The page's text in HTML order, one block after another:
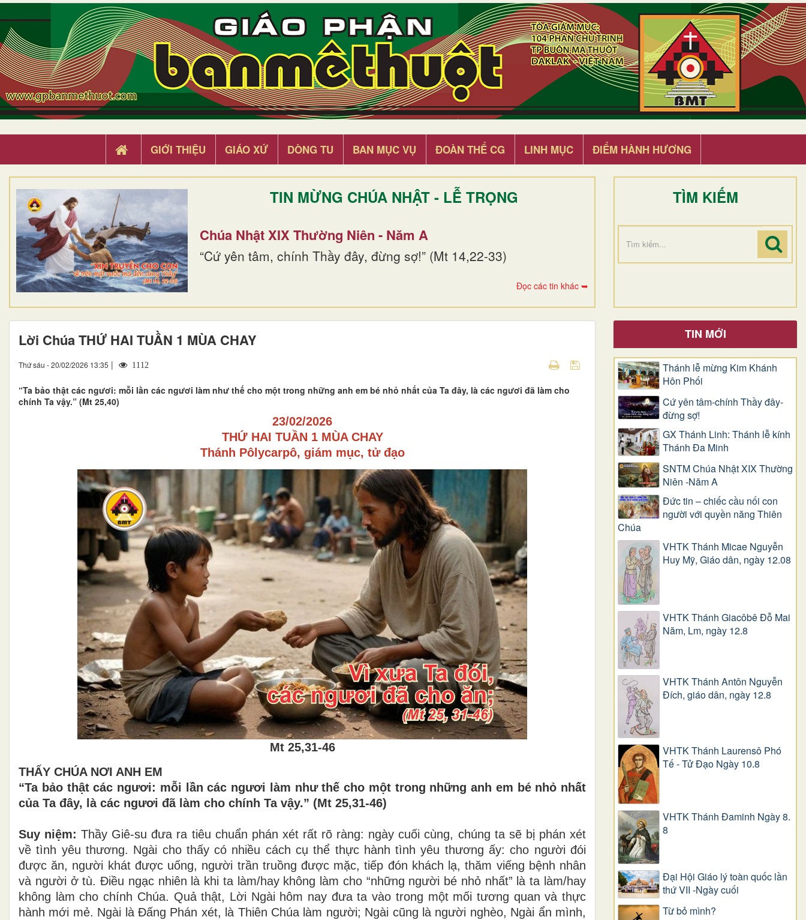
GIỚI THIỆU GIÁO XỨ DÒNG TU BAN MỤC VỤ ĐOÀN THỂ CG LINH MỤC ĐIỂM HÀNH HƯƠNG
TIN MỪNG CHÚA NHẬT - LỄ TRỌNG
Chúa Nhật XIX Thường Niên - Năm A
“Cứ yên tâm, chính Thầy đây, đừng sợ!” (Mt 14,22-33)
Đọc các tin khác ➥
TÌM KIẾM
Lời Chúa THỨ HAI TUẦN 1 MÙA CHAY
Thứ sáu - 20/02/2026 13:35 | 1112
“Ta bảo thật các ngươi: mỗi lần các ngươi làm như thế cho một trong những anh em bé nhỏ nhất của Ta đây, là các ngươi đã làm cho
chính Ta vậy.” (Mt 25,40)
23/02/2026
THỨ HAI TUẦN 1 MÙA CHAY
Thánh Pôlycarpô, giám mục, tử đạo
Mt 25,31-46
THẤY CHÚA NƠI ANH EM
“Ta bảo thật các ngươi: mỗi lần các ngươi làm như thế cho một trong những anh em bé nhỏ nhất
của Ta đây, là các ngươi đã làm cho chính Ta vậy.” (Mt 25,31-46)
Suy niệm: Thầy Giê-su đưa ra tiêu chuẩn phán xét rất rõ ràng: ngày cuối cùng, chúng ta sẽ bị phán xét
về tình yêu thương. Ngài cho thấy có nhiều cách cụ thể thực hành tình yêu thương ấy: cho người đói
được ăn, người khát được uống, người trần truồng được mặc, tiếp đón khách lạ, thăm viếng bệnh nhân
và người ở tù. Điều ngạc nhiên là khi ta làm/hay không làm cho “những người bé nhỏ nhất” là ta làm/hay
không làm cho chính Chúa. Quả thật, Lời Ngài hôm nay đưa ta vào trong một mối tương quan và thực
hành mới mẻ. Ngài là Đấng Phán xét, là Thiên Chúa làm người; Ngài cũng là người nghèo, Ngài ẩn mình,
TIN MỚI
Thánh lễ mừng Kim Khánh
Hôn Phối
Cứ yên tâm-chính Thầy đây-
đừng sợ!
GX Thánh Linh: Thánh lễ kính
Thánh Đa Minh
SNTM Chúa Nhật XIX Thường
Niên -Năm A
Đức tin – chiếc cầu nối con
người với quyền năng Thiên
Chúa
VHTK Thánh Micae Nguyễn
Huy Mỹ, Giáo dân, ngày 12.08
VHTK Thánh Giacôbê Ðỗ Mai
Năm, Lm, ngày 12.8
VHTK Thánh Antôn Nguyễn
Ðích, giáo dân, ngày 12.8
VHTK Thánh Laurensô Phó
Tế - Tử Đạo Ngày 10.8
VHTK Thánh Đaminh Ngày 8.
8
Đại Hội Giáo lý toàn quốc lần
thứ VII -Ngày cuối
Từ bỏ mình?